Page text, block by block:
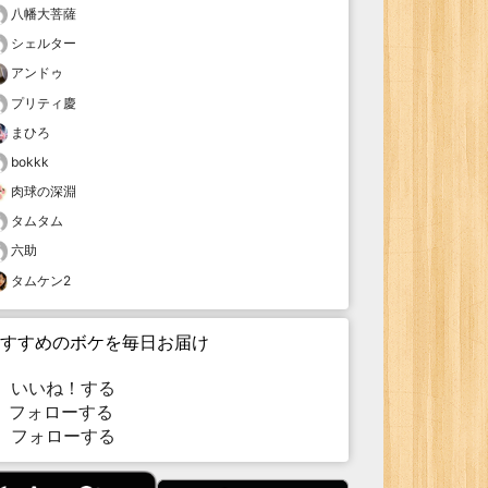
八幡大菩薩
シェルター
アンドゥ
プリティ慶
まひろ
bokkk
肉球の深淵
タムタム
六助
タムケン2
すめのボケを毎日お届け
いいね！する
ォローする
フォローする